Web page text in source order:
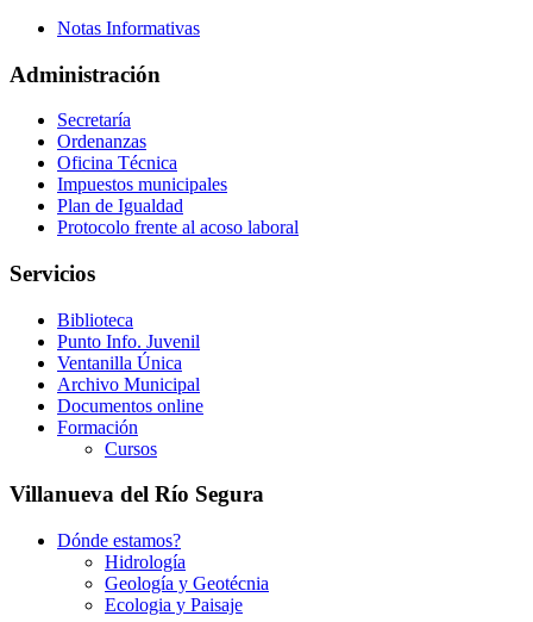
Notas Informativas
Administración
Secretaría
Ordenanzas
Oficina Técnica
Impuestos municipales
Plan de Igualdad
Protocolo frente al acoso laboral
Servicios
Biblioteca
Punto Info. Juvenil
Ventanilla Única
Archivo Municipal
Documentos online
Formación
Cursos
Villanueva del Río Segura
Dónde estamos?
Hidrología
Geología y Geotécnia
Ecologia y Paisaje